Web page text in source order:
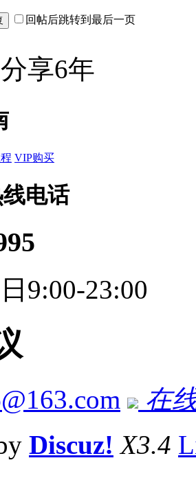
回帖后跳转到最后一页
享6年
VIP购买
电话
9:00-23:00
在
Discuz! X3.4